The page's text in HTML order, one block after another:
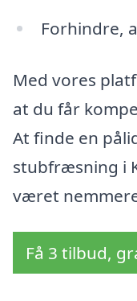
Forhindre,
Med vores
at du får
At finde en
stubfræsning i
været
Få 3 tilbud,